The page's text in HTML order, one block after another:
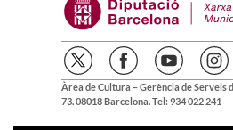
Àrea de Cultura – Gerència de Serveis
73. 08018 Barcelona. Tel: 934 022 241